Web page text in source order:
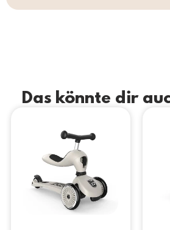
Das könnte dir